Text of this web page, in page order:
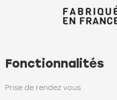
Fonctionnalités
Prise de rendez vous